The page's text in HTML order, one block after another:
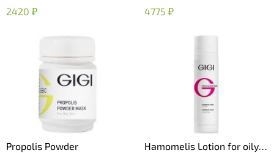
2420 ₽ 4775 ₽
Propolis Powder
Hamomelis Lotion for oily